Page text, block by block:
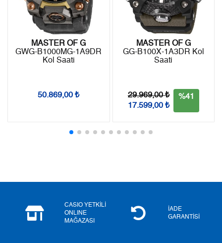
7 0,00 ₺
9 0,00 ₺
Toplam Tutar
Tek Çekim 0,00 ₺ 0,00 ₺
iade edebilirsiniz.
MASTER OF G
GWG-B1000MG-1A9DR
Kol Saati
50.869,00 ₺
MASTER OF G
GG-B100X-1A3DR Kol
Saati
29.969,00 ₺
17.599,00 ₺
%41
CASIO YETKİLİ
ONLINE
MAĞAZASI
İADE
GARANTİSİ